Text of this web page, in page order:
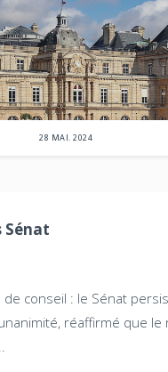
28 MAI. 2024
Sénat
de conseil : le Sénat
réaffirmé que le